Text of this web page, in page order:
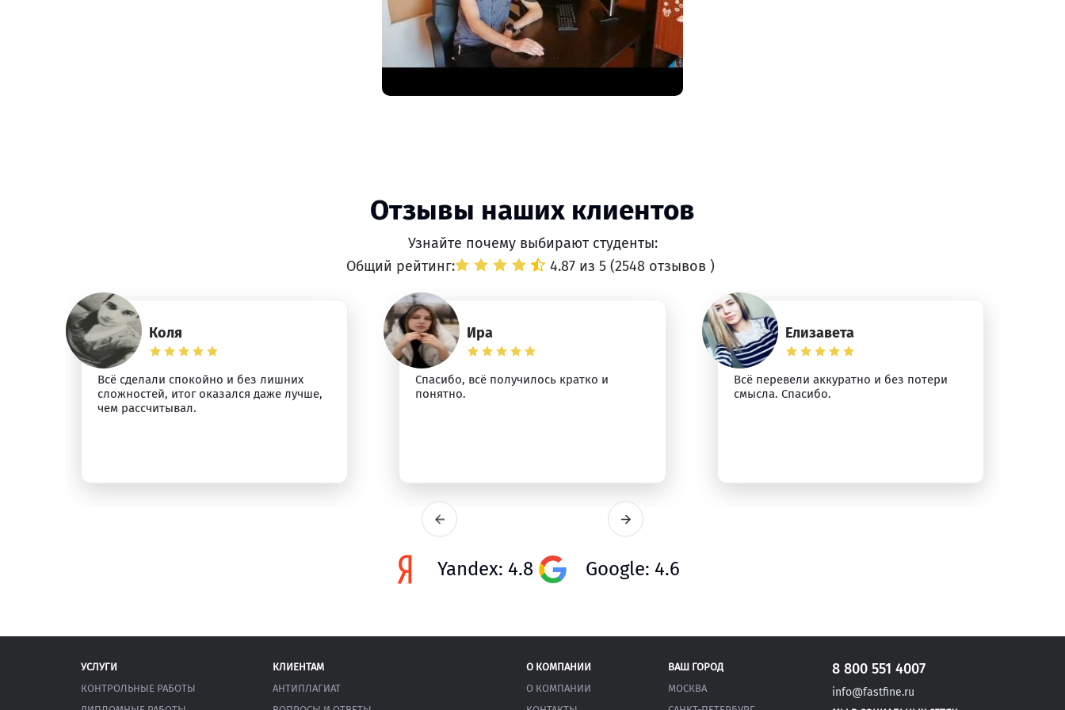
Отзывы наших клиентов
Узнайте почему выбирают студенты:
Общий рейтинг:
4.87 из 5 (2548 отзывов )
Коля
Всё сделали спокойно и без лишних
сложностей, итог оказался даже лучше,
чем рассчитывал.
Ира
Спасибо, всё получилось кратко и
понятно.
Елизавета
Всё перевели аккуратно и без потери
смысла. Спасибо.
Yandex: 4.8 Google: 4.6
УСЛУГИ
КОНТРОЛЬНЫЕ РАБОТЫ
КЛИЕНТАМ
АНТИПЛАГИАТ
О КОМПАНИИ
О КОМПАНИИ
ВАШ ГОРОД
МОСКВА
8 800 551 4007
info@fastfine.ru